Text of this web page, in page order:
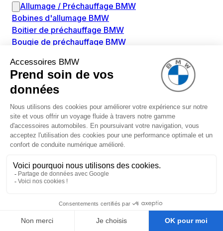
Allumage / Préchauffage BMW
Bobines d'allumage BMW
Boitier de préchauffage BMW
Bougie de préchauffage BMW
Amortisseurs BMW
Amortisseur de vibrations BMW
Cassette de ressort en roulé BMW
Kit de réparation amortisseur BMW
Ressort hélicoïdal BMW
Boîte de vitesse BMW
Adaptateur pièce de montage boîte de vitesse BMW
Capteurs BMW
Capteur ABS BMW
Capteur à ultrasons BMW
Capteur d'arbre à cames BMW
Capteur de pression de gaz d'échappement BMW
Débimètre d'air BMW